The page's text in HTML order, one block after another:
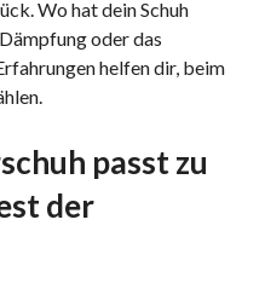
Wo hat dein Schuh
oder das
helfen dir, beim
passt zu
der